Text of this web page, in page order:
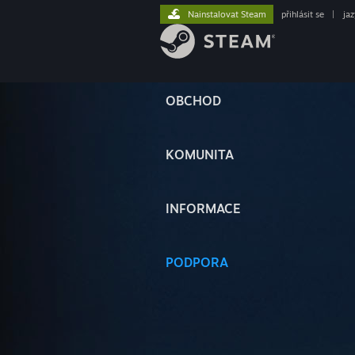
OBCHOD
KOMUNITA
INFORMACE
PODPORA
Nainstalovat Steam přihlásit se